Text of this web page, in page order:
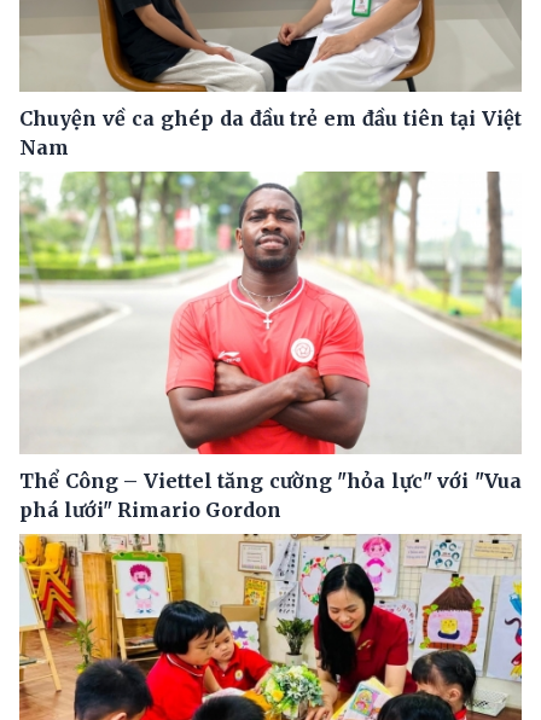
Chuyện về ca ghép da đầu trẻ em đầu tiên tại Việt
Nam
Thể Công – Viettel tăng cường "hỏa lực" với "Vua
phá lưới" Rimario Gordon